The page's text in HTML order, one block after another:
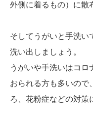
外側に着るもの）に散
そしてうがいと手洗い
洗い出しましょう。
うがいや手洗いはコロ
おられる方も多いので
ろ、花粉症などの対策